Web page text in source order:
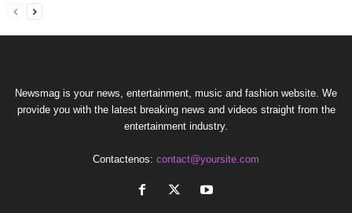
Newsmag is your news, entertainment, music and fashion website. We
provide you with the latest breaking news and videos straight from the
entertainment industry.
Contactenos: contact@yoursite.com